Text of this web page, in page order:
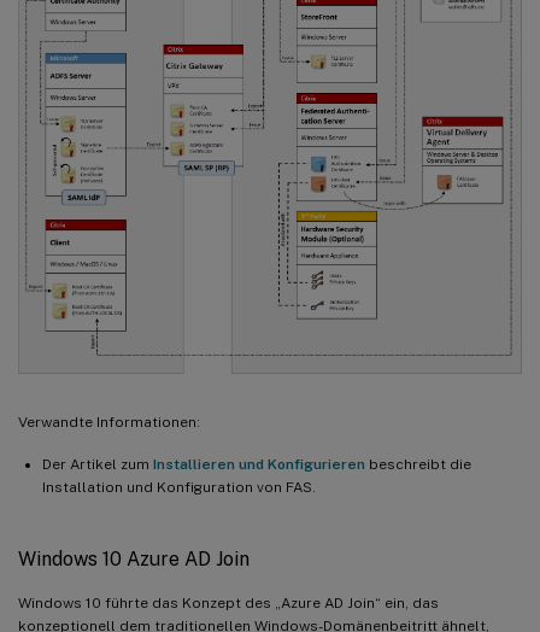
Verwandte Informationen:
Der Artikel zum Installieren und Konfigurieren beschreibt die
Installation und Konfiguration von FAS.
Windows 10 Azure AD Join
Windows 10 führte das Konzept des „Azure AD Join“ ein, das
konzeptionell dem traditionellen Windows-Domänenbeitritt ähnelt,